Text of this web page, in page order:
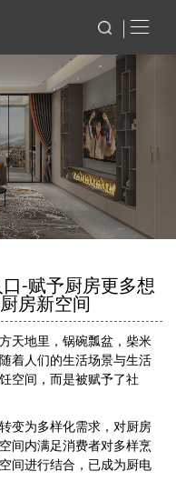
-赋予厨房更多想
房新空间
地里，锅碗瓢盆，柴米
着人们的生活场景与生活
空间，而是被赋予了社
为多样化需求，对厨房
间内满足消费者对多样烹
间进行结合，已成为厨电